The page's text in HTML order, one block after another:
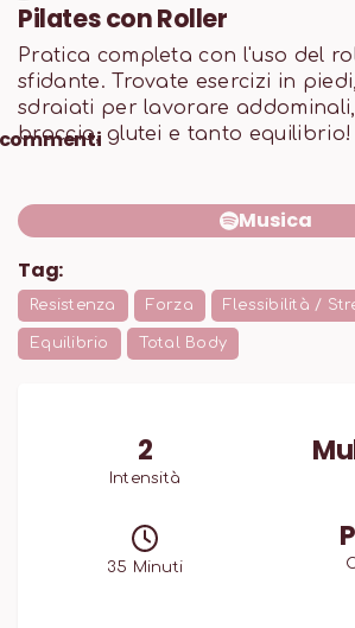
Pilates con Roller
Pratica completa con l'uso del
sfidante. Trovate esercizi in
sdraiati per lavorare
braccia, glutei e tanto equilibrio!
Musica
Tag:
Resistenza Forza Flessibilità /
Equilibrio Total Body
2
Intensità
35 Minuti